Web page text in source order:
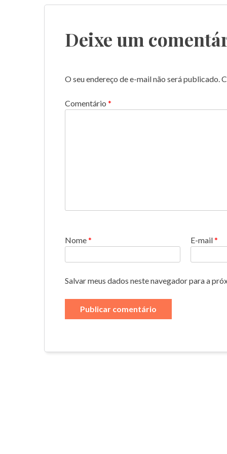
Deixe um
O seu endereço de e-mail não será publicado.
Comentário *
Nome* E-mail*
Salvar meus dados neste navegador para a